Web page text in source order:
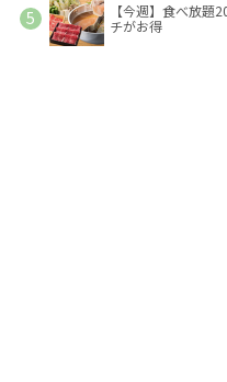
【今週】食べ放題
チがお得